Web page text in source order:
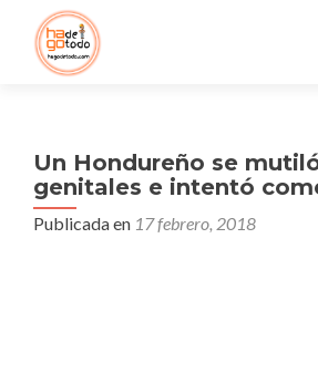
Un Hondureño se
genitales e intentó
Publicada en 17 febrero, 2018